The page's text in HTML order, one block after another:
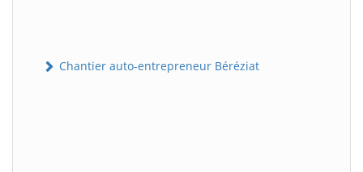
Chantier auto-entrepreneur Béréziat